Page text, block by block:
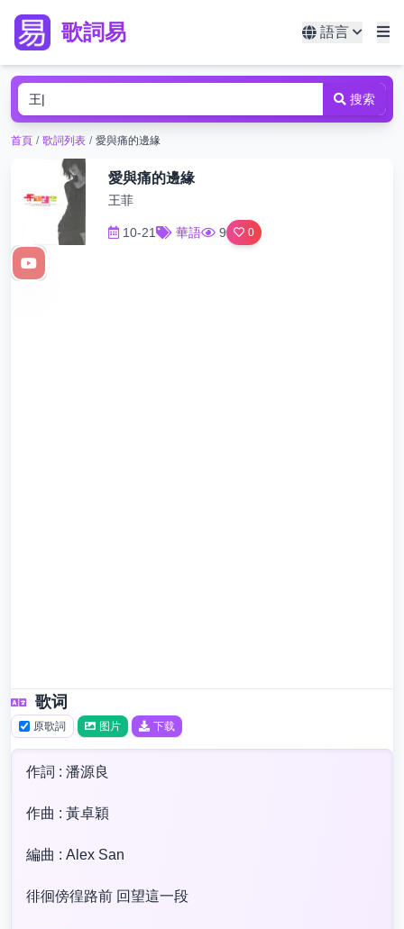
歌詞易 語言
搜索
首頁 / 歌詞列表 / 愛與痛的邊緣
愛與痛的邊緣
王菲
10-21 華語 9 0
歌词
原歌詞 图片 下载
作詞 : 潘源良
作曲 : 黃卓穎
編曲 : Alex San
徘徊傍徨路前 回望這一段